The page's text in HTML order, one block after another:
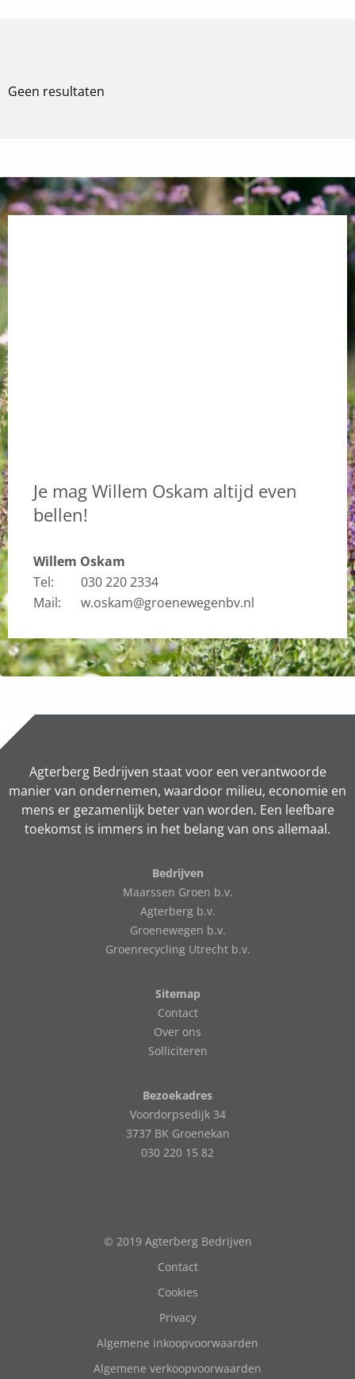
Geen resultaten
Je mag Willem Oskam altijd even
bellen!
Willem Oskam
Tel:
030 220 2334
Mail:
w.oskam@groenewegenbv.nl
Agterberg Bedrijven staat voor een verantwoorde
manier van ondernemen, waardoor milieu, economie en
mens er gezamenlijk beter van worden. Een leefbare
toekomst is immers in het belang van ons allemaal.
Bedrijven
Maarssen Groen b.v.
Agterberg b.v.
Groenewegen b.v.
Groenrecycling Utrecht b.v.
Sitemap
Contact
Over ons
Solliciteren
Bezoekadres
Voordorpsedijk 34
3737 BK Groenekan
030 220 15 82
© 2019 Agterberg Bedrijven
Contact
Cookies
Privacy
Algemene inkoopvoorwaarden
Algemene verkoopvoorwaarden